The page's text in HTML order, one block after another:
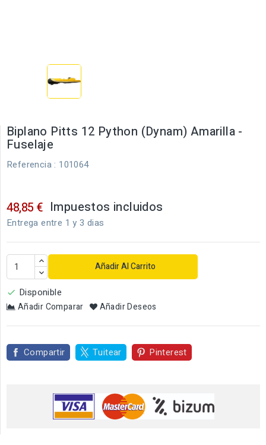
Biplano Pitts 12 Python (Dynam) Amarilla -
Fuselaje
Referencia : 101064
48,85 € Impuestos incluidos
Entrega entre 1 y 3 dias
Añadir Al Carrito
 Disponible
Añadir Comparar Añadir Deseos
Compartir Tuitear Pinterest